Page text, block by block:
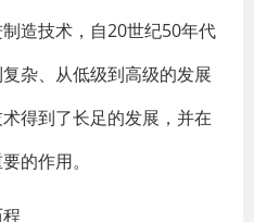
造技术，自20世纪50年代
杂、从低级到高级的发展
得到了长足的发展，并在
的作用。